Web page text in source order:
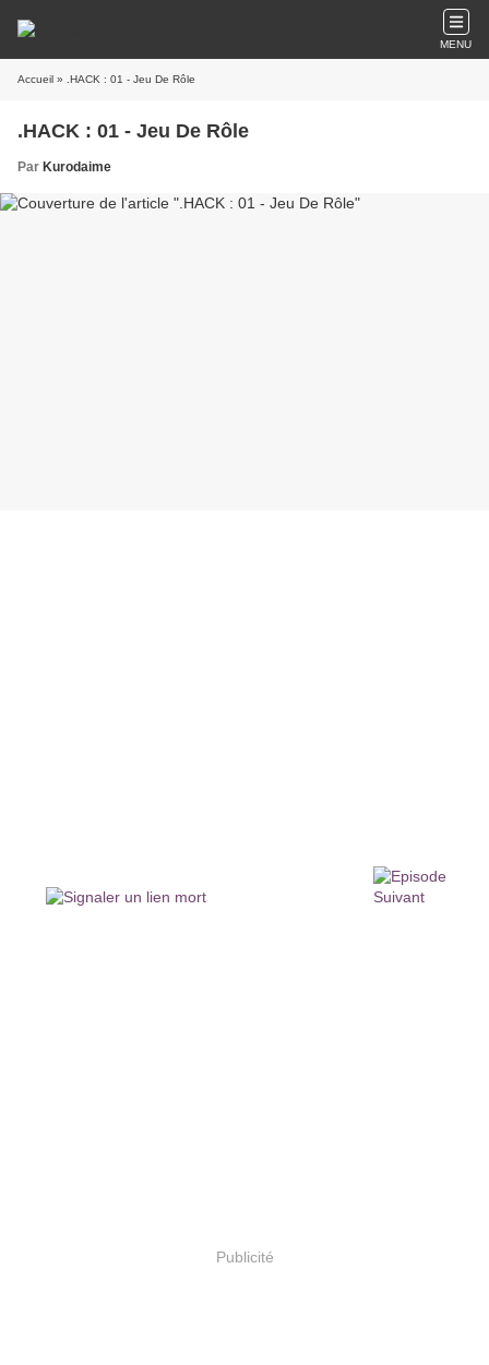
MENU
Accueil » .HACK : 01 - Jeu De Rôle
.HACK : 01 - Jeu De Rôle
Par Kurodaime
Publicité